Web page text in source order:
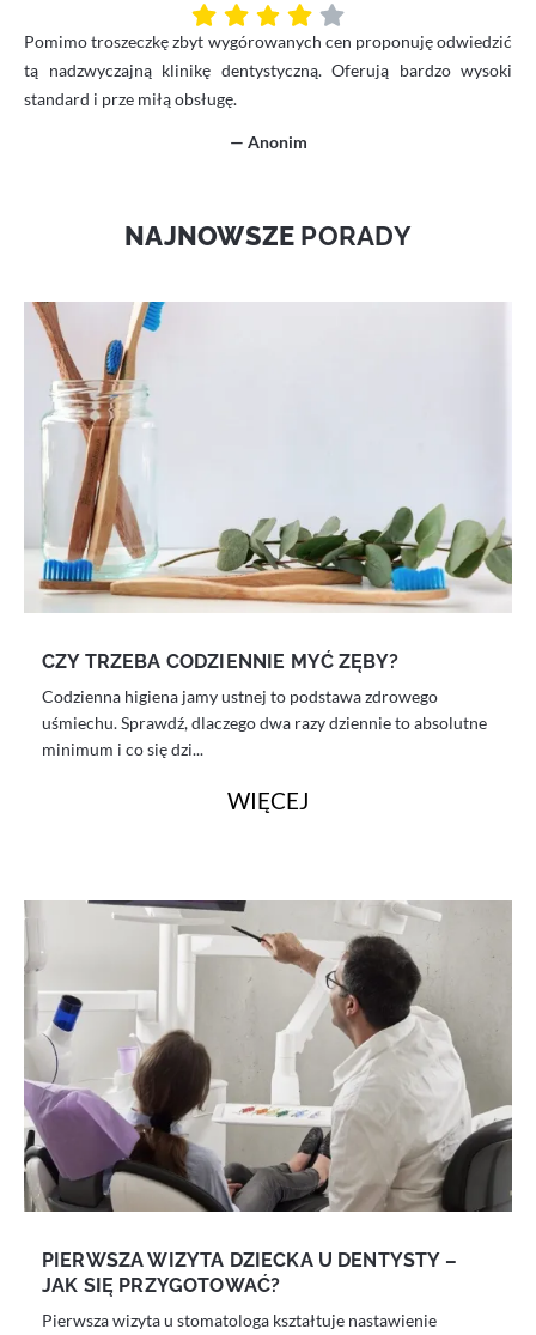
Pomimo troszeczkę zbyt wygórowanych cen proponuję odwiedzić
tą nadzwyczajną klinikę dentystyczną. Oferują bardzo wysoki
standard i prze miłą obsługę.
— Anonim
NAJNOWSZE PORADY
CZY TRZEBA CODZIENNIE MYĆ ZĘBY?
Codzienna higiena jamy ustnej to podstawa zdrowego
uśmiechu. Sprawdź, dlaczego dwa razy dziennie to absolutne
minimum i co się dzi...
WIĘCEJ
PIERWSZA WIZYTA DZIECKA U DENTYSTY –
JAK SIĘ PRZYGOTOWAĆ?
Pierwsza wizyta u stomatologa kształtuje nastawienie